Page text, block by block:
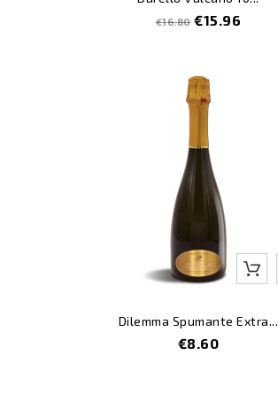
Regular
€16.80 Price
€15.96
Dilemma Spumante Extra...
Price
€8.60